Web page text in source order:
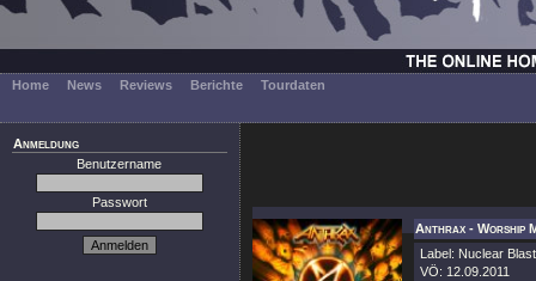
Home News Reviews Berichte Tourdaten
Anmeldung
Benutzername
Passwort
Anthrax - Worship
Label: Nuclear Blast
VÖ: 12.09.2011